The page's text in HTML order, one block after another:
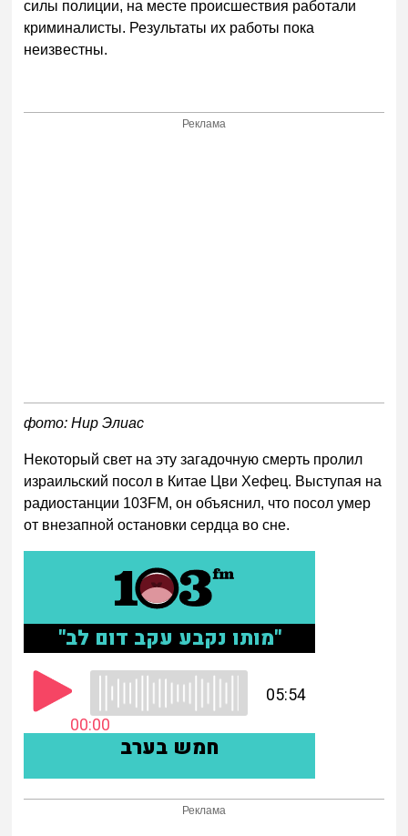
силы полиции, на месте происшествия работали
криминалисты. Результаты их работы пока
неизвестны.
Реклама
фото: Нир Элиас
Некоторый свет на эту загадочную смерть пролил
израильский посол в Китае Цви Хефец. Выступая на
радиостанции 103FM, он объяснил, что посол умер
от внезапной остановки сердца во сне.
Реклама